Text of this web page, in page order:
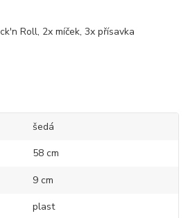
Roll, 2x míček, 3x přísavka
šedá
58 cm
9 cm
plast